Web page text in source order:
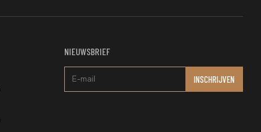
NIEUWSBRIEF